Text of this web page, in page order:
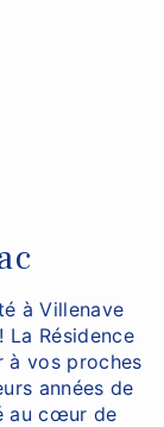
à Villenave
La Résidence
vos proches
années de
au cœur de